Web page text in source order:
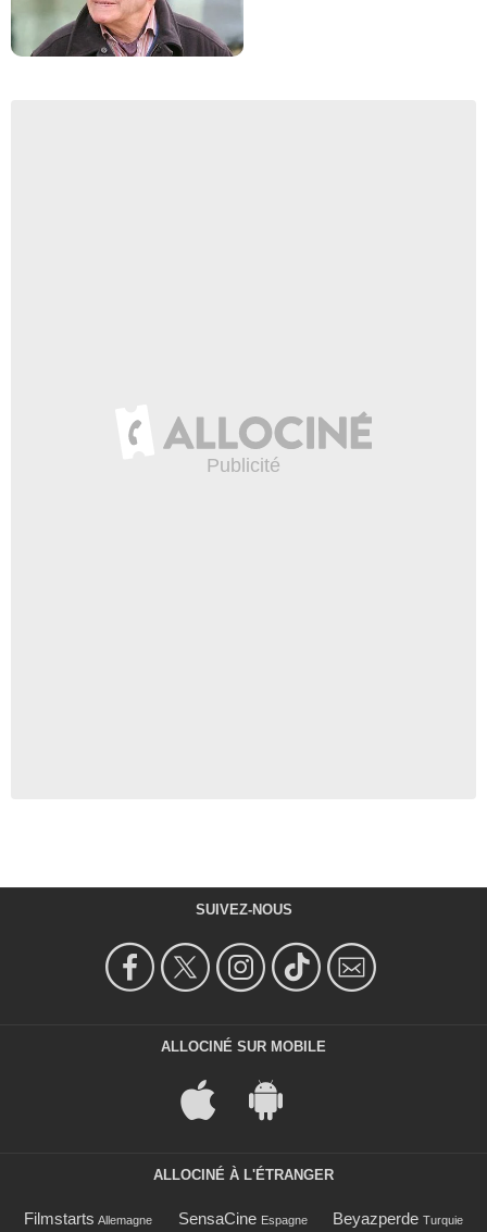
SUIVEZ-NOUS
ALLOCINÉ SUR MOBILE
ALLOCINÉ À L'ÉTRANGER
Filmstarts Allemagne SensaCine Espagne Beyazperde Turquie